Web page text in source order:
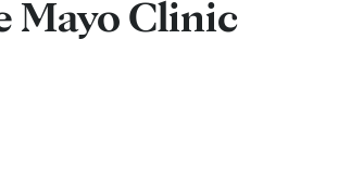
Mayo Clinic